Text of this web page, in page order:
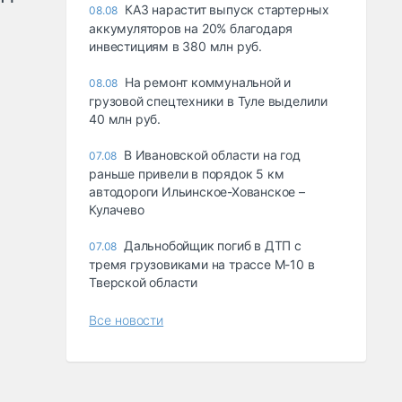
08.08 КАЗ нарастит выпуск стартерных
аккумуляторов на 20% благодаря
инвестициям в 380 млн руб.
08.08 На ремонт коммунальной и
грузовой спецтехники в Туле выделили
40 млн руб.
07.08 В Ивановской области на год
раньше привели в порядок 5 км
автодороги Ильинское-Хованское –
Кулачево
07.08 Дальнобойщик погиб в ДТП с
тремя грузовиками на трассе М-10 в
Тверской области
Все новости